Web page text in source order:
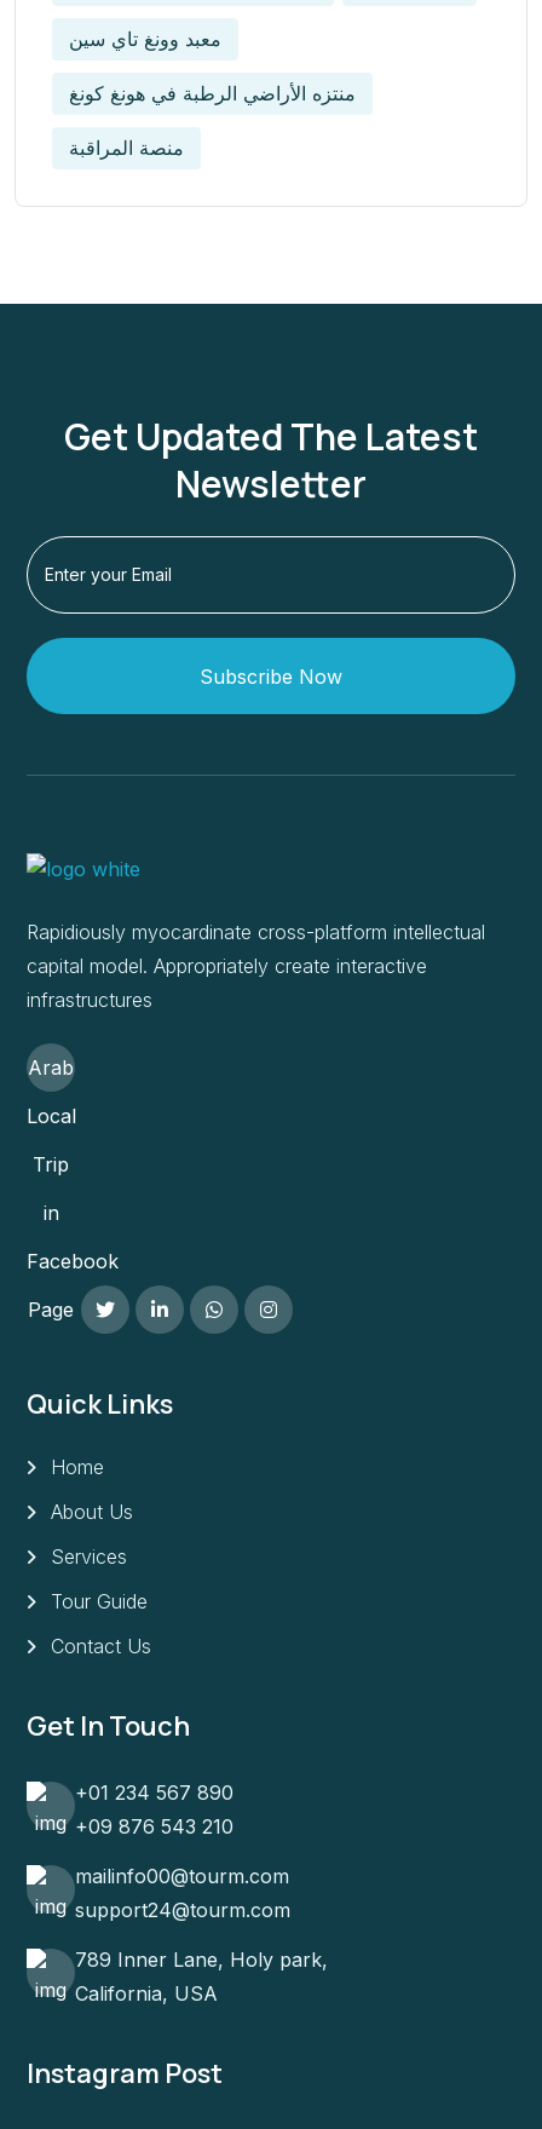
معبد وونغ تاي سين
منتزه الأراضي الرطبة في هونغ كونغ
منصة المراقبة
Get Updated The Latest
Newsletter
Subscribe Now
Rapidiously myocardinate cross-platform intellectual
capital model. Appropriately create interactive
infrastructures
Arab
Local
Trip
in
Facebook
Page
Quick Links
Home
About Us
Services
Tour Guide
Contact Us
Get In Touch
+01 234 567 890
+09 876 543 210
mailinfo00@tourm.com
support24@tourm.com
789 Inner Lane, Holy park,
California, USA
Instagram Post